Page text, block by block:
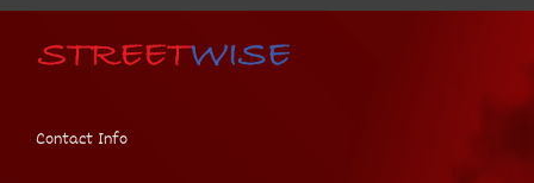
Contact Info